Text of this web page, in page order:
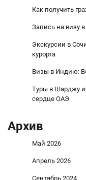
Как получить
Запись на визу
Экскурсии в
курорта
Визы в Индию:
Туры в Шарджу
сердце ОАЭ
Архив
Май 2026
Апрель 2026
Сентябрь 2024